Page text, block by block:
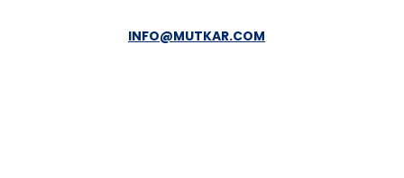
INFO@MUTKAR.COM